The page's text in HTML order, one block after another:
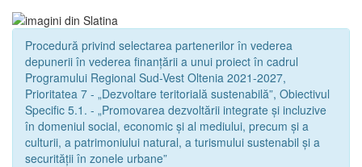
Procedură privind selectarea partenerilor în vederea
depunerii în vederea finanțării a unui proiect în cadrul
Programului Regional Sud-Vest Oltenia 2021-2027,
Prioritatea 7 - „Dezvoltare teritorială sustenabilă”, Obiectivul
Specific 5.1. - „Promovarea dezvoltării integrate și incluzive
în domeniul social, economic și al mediului, precum și a
culturii, a patrimoniului natural, a turismului sustenabil și a
securității în zonele urbane”